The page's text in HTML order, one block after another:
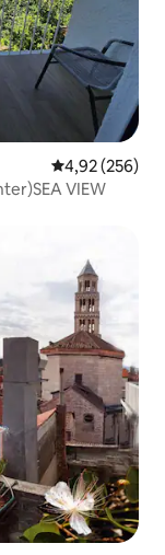
Prosječna
4,92 (256)
VIEW